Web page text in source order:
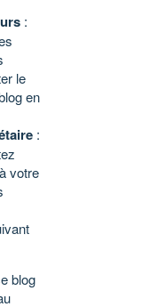
:
le
en
:
votre
blog